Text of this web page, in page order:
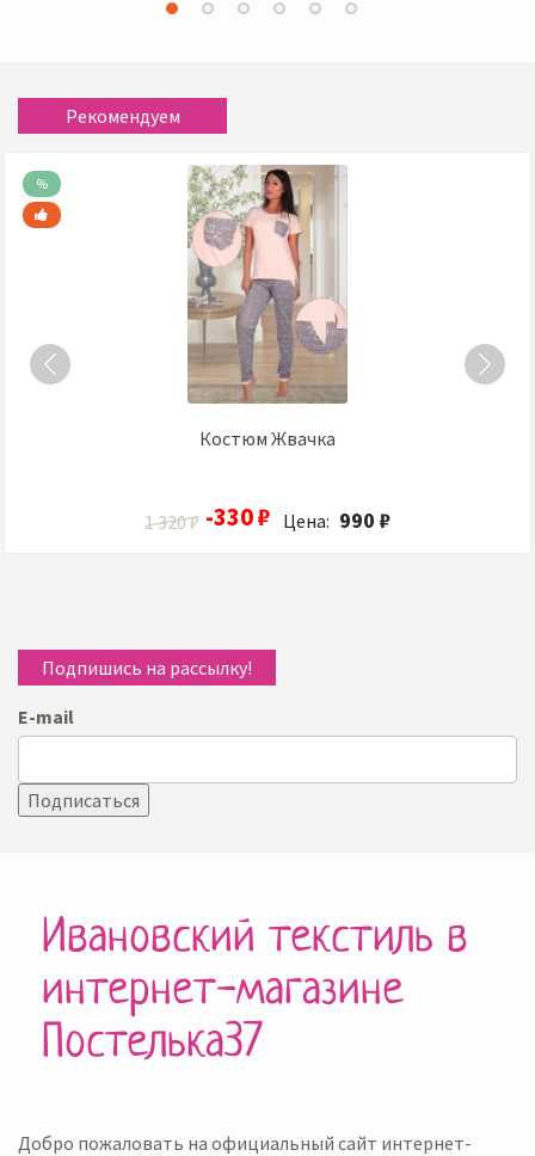
КПБ 1,5сп бязь ГОСТ Прованс на бежевом
Цена: 1 440 ₽
Рекомендуем
%
Костюм Жвачка
1 320 ₽ Цена: 990 ₽
-330 ₽
Подпишись на рассылку!
E-mail
Ивановский текстиль в
интернет-магазине
Постелька37
Добро пожаловать на официальный сайт интернет-